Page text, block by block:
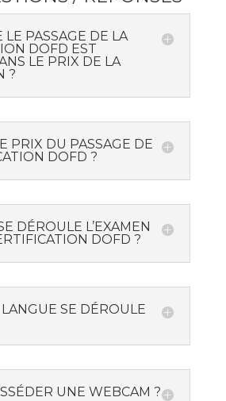
LE PASSAGE DE LA
DOFD EST
LE PRIX DE LA
?
PRIX DU PASSAGE DE
DOFD ?
DÉROULE L’EXAMEN
DOFD ?
SE DÉROULE
UNE WEBCAM ?